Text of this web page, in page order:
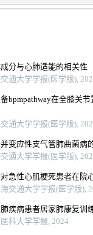
分与心肺适能的相关性
通大学学报(医学版),
bpmpathway在全膝关
通大学学报(医学版),
变应性支气管肺曲菌病
通大学学报(医学版),
急性心肌梗死患者在院
交通大学学报(医学版),
疾病患者居家肺康复训
科大学学报, 2024